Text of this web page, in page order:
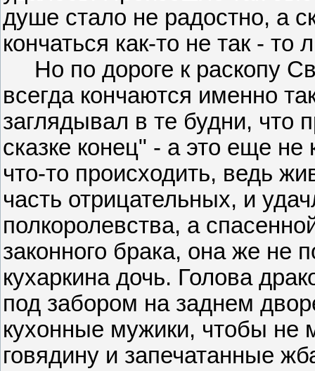
душе стало не радостно, а
кончаться как-то не так -
Но по дороге к раскопу
всегда кончаются именно
заглядывал в те будни, что
сказке конец" - а это еще
что-то происходить, ведь
часть отрицательных, и
полкоролевства, а
законного брака, она же не
кухаркина дочь. Голова
под забором на заднем
кухонные мужики, чтобы не
говядину и запечатанные